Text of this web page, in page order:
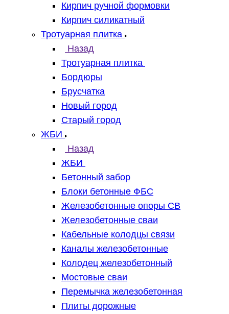
Кирпич ручной формовки
Кирпич силикатный
Тротуарная плитка
Назад
Тротуарная плитка
Бордюры
Брусчатка
Новый город
Старый город
ЖБИ
Назад
ЖБИ
Бетонный забор
Блоки бетонные ФБС
Железобетонные опоры СВ
Железобетонные сваи
Кабельные колодцы связи
Каналы железобетонные
Колодец железобетонный
Мостовые сваи
Перемычка железобетонная
Плиты дорожные